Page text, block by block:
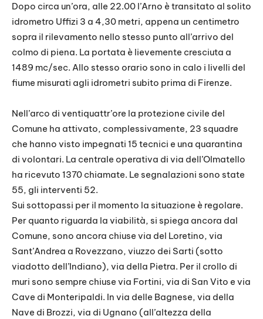
Dopo circa un’ora, alle 22.00 l’Arno è transitato al solito
idrometro Uffizi 3 a 4,30 metri, appena un centimetro
sopra il rilevamento nello stesso punto all’arrivo del
colmo di piena. La portata è lievemente cresciuta a
1489 mc/sec. Allo stesso orario sono in calo i livelli del
fiume misurati agli idrometri subito prima di Firenze.
Nell’arco di ventiquattr’ore la protezione civile del
Comune ha attivato, complessivamente, 23 squadre
che hanno visto impegnati 15 tecnici e una quarantina
di volontari. La centrale operativa di via dell’Olmatello
ha ricevuto 1370 chiamate. Le segnalazioni sono state
55, gli interventi 52.
Sui sottopassi per il momento la situazione è regolare.
Per quanto riguarda la viabilità, si spiega ancora dal
Comune, sono ancora chiuse via del Loretino, via
Sant’Andrea a Rovezzano, viuzzo dei Sarti (sotto
viadotto dell’Indiano), via della Pietra. Per il crollo di
muri sono sempre chiuse via Fortini, via di San Vito e via
Cave di Monteripaldi. In via delle Bagnese, via della
Nave di Brozzi, via di Ugnano (all’altezza della